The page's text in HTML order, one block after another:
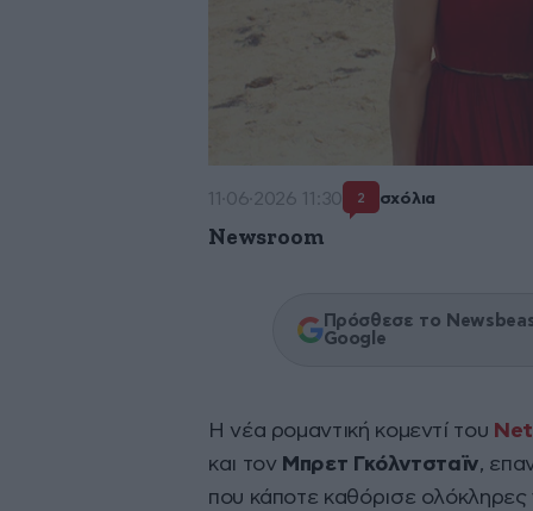
11·06·2026 11:30 2 σχόλια
Newsroom
Πρόσθεσε το
Google
Η νέα ρομαντική κομεντί του
και τον Μπρετ Γκόλντσταϊν,
που κάποτε καθόρισε ολόκληρες